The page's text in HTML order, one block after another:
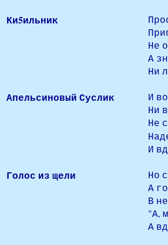
Ки5ильник
Не
А
Ни
Апельсиновый Суслик
И
Ни
Не
И
Голос из щели
Но
А
В
"А,
А